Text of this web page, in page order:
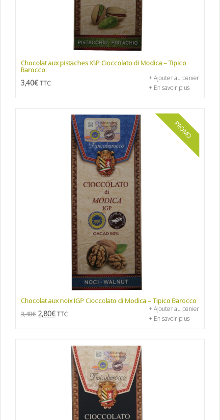
Chocolat aux pistaches IGP Cioccolato di Modica – Tipico
Barocco
3,40€ TTC
+ Ajouter au panier
+ En savoir plus
PROMO
Chocolat aux noix IGP Cioccolato di Modica – Tipico Barocco
3,40€ 2,80€ TTC
+ Ajouter au panier
+ En savoir plus